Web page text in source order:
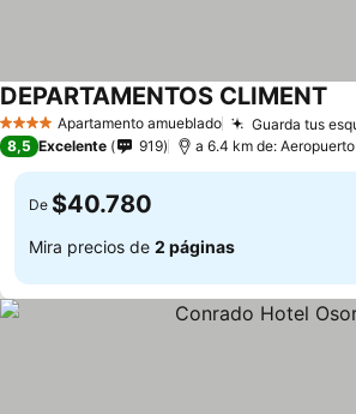
4 EstrellasApartamento amueblado Guarda tus
DEPARTAMENTOS CLIMENT
8,5 Excelente 919
De $40.780
Mira precios de 2 páginas